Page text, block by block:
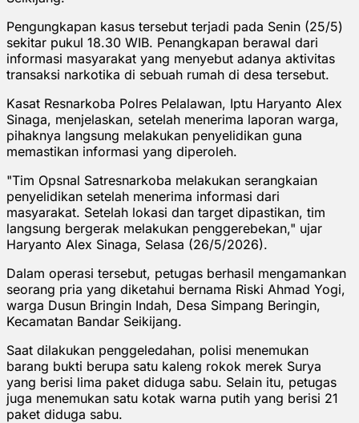
Pengungkapan kasus tersebut terjadi pada Senin (25/5)
sekitar pukul 18.30 WIB. Penangkapan berawal dari
informasi masyarakat yang menyebut adanya aktivitas
transaksi narkotika di sebuah rumah di desa tersebut.
Kasat Resnarkoba Polres Pelalawan, Iptu Haryanto Alex
Sinaga, menjelaskan, setelah menerima laporan warga,
pihaknya langsung melakukan penyelidikan guna
memastikan informasi yang diperoleh.
"Tim Opsnal Satresnarkoba melakukan serangkaian
penyelidikan setelah menerima informasi dari
masyarakat. Setelah lokasi dan target dipastikan, tim
langsung bergerak melakukan penggerebekan," ujar
Haryanto Alex Sinaga, Selasa (26/5/2026).
Dalam operasi tersebut, petugas berhasil mengamankan
seorang pria yang diketahui bernama Riski Ahmad Yogi,
warga Dusun Bringin Indah, Desa Simpang Beringin,
Kecamatan Bandar Seikijang.
Saat dilakukan penggeledahan, polisi menemukan
barang bukti berupa satu kaleng rokok merek Surya
yang berisi lima paket diduga sabu. Selain itu, petugas
juga menemukan satu kotak warna putih yang berisi 21
paket diduga sabu.